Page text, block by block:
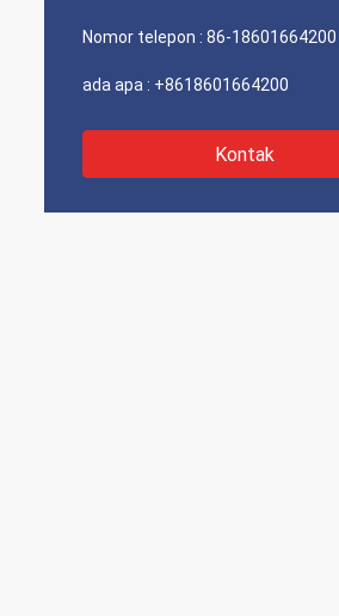
Nomor telepon : 86-18601664200
ada apa : +8618601664200
Kontak